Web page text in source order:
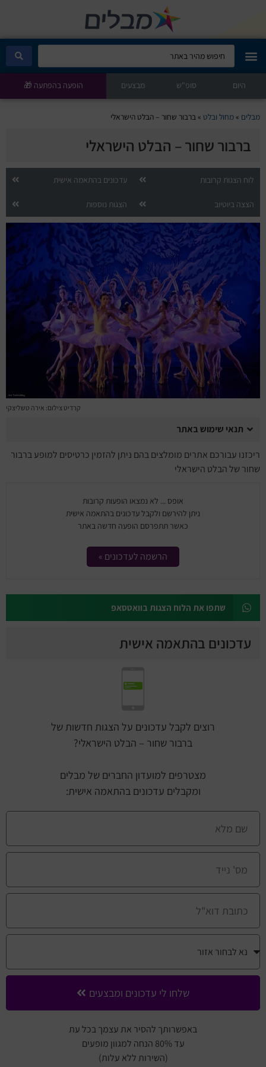
מבלים קלאב
הופעות היום
סטנדאפ
הצגות ילדים
הופעות חיות
הצגות תיאטרון
מחזות זמר
מחול ובלט
קונצרטים
הרצאות
היום סופ"ש מבצעים הופעה בהפתעה 🎁
מבלים »מחול ובלט »ברבור שחור – הבלט הישראלי
ברבור שחור – הבלט הישראלי
לוח הצגות קרובות עדכונים בהתאמה אישית
הצצה ביוטיוב הצגות נוספות
קרדיט צילום: אירה טשליצקי
תנאי שימוש באתר
ריכזנו עבורכם אתרים מומלצים בהם ניתן להזמין כרטיסים למופע ברבור
שחור של הבלט הישראלי
אופס ... לא נמצאו הופעות קרובות
ניתן להירשם ולקבל עדכונים בהתאמה אישית
כאשר תתפרסם הופעה חדשה באתר
הרשמה לעדכונים »
שתפו את הלוח הצגות בוואטסאפ
עדכונים בהתאמה אישית
רוצים לקבל עדכונים על הצגות חדשות של
ברבור שחור – הבלט הישראלי?
מצטרפים למועדון החברים של מבלים
ומקבלים עדכונים בהתאמה אישית:
שלחו לי עדכונים ומבצעים
באפשרותך להסיר את עצמך בכל עת
עד 80% הנחה למגוון מופעים
(השירות ללא עלות)